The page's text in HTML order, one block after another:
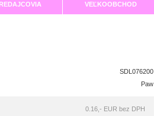
VEĽKOOBCHOD
SDL076200
Paw
0.16,- EUR bez DPH